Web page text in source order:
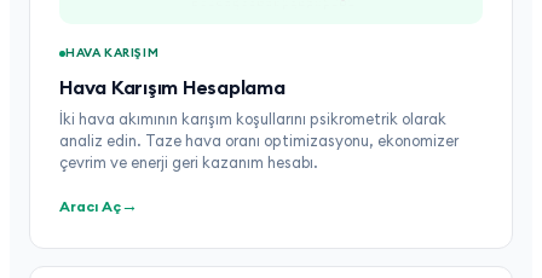
HAVA KARIŞIM
Hava Karışım Hesaplama
İki hava akımının karışım koşullarını psikrometrik olarak
analiz edin. Taze hava oranı optimizasyonu, ekonomizer
çevrim ve enerji geri kazanım hesabı.
Aracı Aç→